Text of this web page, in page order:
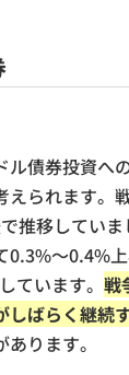
ル債券投資へ
えられます。
推移してい
0.3%〜0.4%
ています。 戦
しばらく継続
あります。